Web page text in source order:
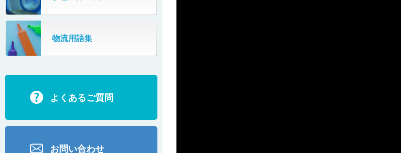
シッパーフタ装着装置
PPバンドカッター
超長機長プラスチックベルコン
食品検査用コンベヤ
荷姿矯正装置
シュート（バー仕様）
物流用語集
よくあるご質問
お問い合わせ